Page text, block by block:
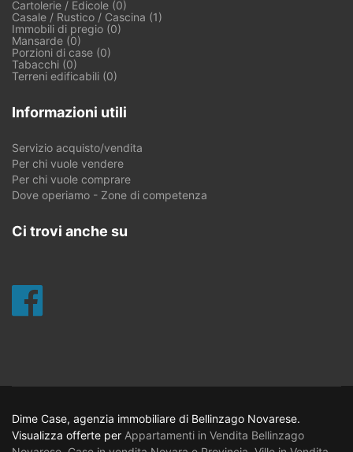
Cartolerie / Edicole (0)
Casale / Rustico / Cascina (1)
Immobili di pregio (0)
Mansarde (0)
Porzioni di case (0)
Tabacchi (0)
Terreni edificabili (0)
Informazioni utili
Servizio acquisto/vendita
Per chi vuole vendere
Per chi vuole comprare
Dove operiamo - Zone di competenza
Ci trovi anche su
Dime Case, agenzia immobiliare di Bellinzago Novarese.
Visualizza offerte per Appartamenti in Vendita Bellinzago